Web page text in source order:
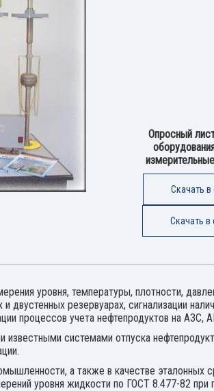
Опросный
Скачать в
Скачать в
уровня, температуры, плотности,
резервуарах, сигнализации
процессов учета нефтепродуктов на АЗС,
системами отпуска
а также в качестве эталонных
уровня жидкости по ГОСТ 8.477-82 при